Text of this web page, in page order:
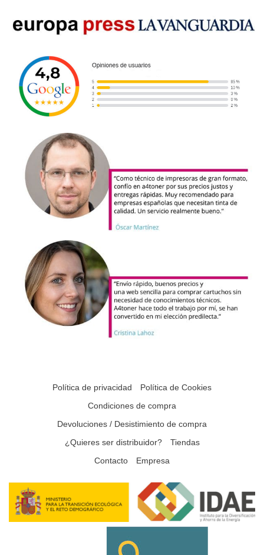
Política de privacidad
Política de Cookies
Condiciones de compra
Devoluciones / Desistimiento de compra
¿Quieres ser distribuidor?
Tiendas
Contacto
Empresa